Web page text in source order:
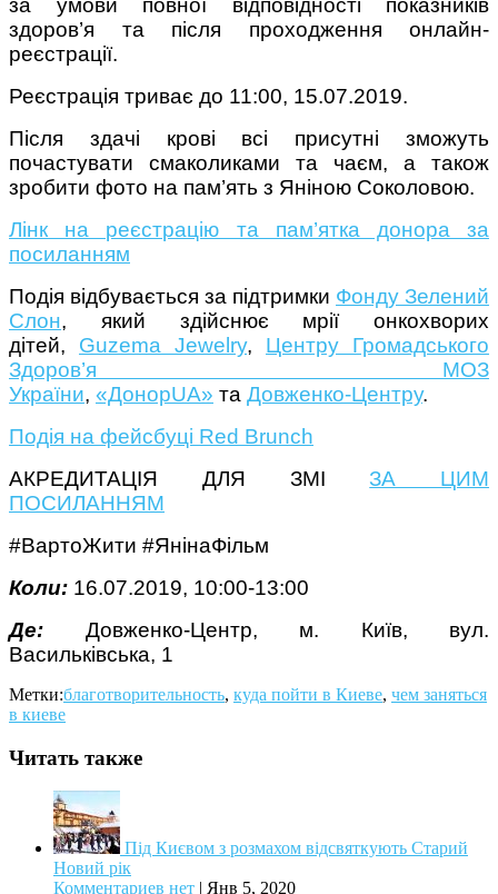
за умови повної відповідності показників
здоров’я та після проходження онлайн-
реєстрації.
Реєстрація триває до 11:00, 15.07.2019.
Після здачі крові всі присутні зможуть
почастувати смаколиками та чаєм, а також
зробити фото на пам’ять з Яніною Соколовою.
Лінк на реєстрацію та пам’ятка донора за
посиланням
Подія відбувається за підтримки Фонду Зелений
Слон, який здійснює мрії онкохворих
дітей, Guzema Jewelry, Центру Громадського
Здоров’я МОЗ
України, «ДонорUA» та Довженко-Центру.
Подія на фейсбуці Red Brunch
АКРЕДИТАЦІЯ ДЛЯ ЗМІ ЗА ЦИМ
ПОСИЛАННЯМ
#ВартоЖити #ЯнінаФільм
Коли: 16.07.2019, 10:00-13:00
Де: Довженко-Центр, м. Київ, вул.
Васильківська, 1
Метки:благотворительность, куда пойти в Киеве, чем заняться
в киеве
Читать также
Під Києвом з розмахом відсвяткують Старий
Новий рік
Комментариев нет | Янв 5, 2020